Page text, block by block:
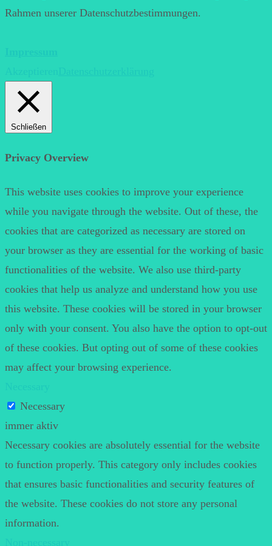
Rahmen unserer Datenschutzbestimmungen.
Schließen
Privacy Overview
This website uses cookies to improve your experience
while you navigate through the website. Out of these, the
cookies that are categorized as necessary are stored on
your browser as they are essential for the working of basic
functionalities of the website. We also use third-party
cookies that help us analyze and understand how you use
this website. These cookies will be stored in your browser
only with your consent. You also have the option to opt-out
of these cookies. But opting out of some of these cookies
may affect your browsing experience.
Necessary
immer aktiv
Necessary cookies are absolutely essential for the website
to function properly. This category only includes cookies
that ensures basic functionalities and security features of
the website. These cookies do not store any personal
information.